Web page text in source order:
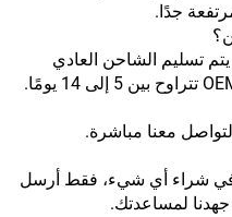
جدًا.
تسليم الشاحن العادي
معنا مباشرة.
في شراء أي شيء، فقط أرسل
لمساعدتك.